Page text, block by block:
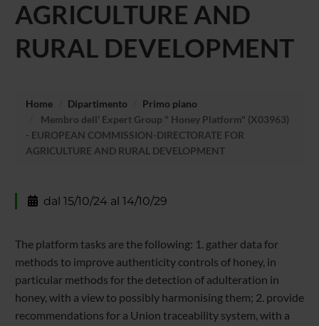
AGRICULTURE AND
RURAL DEVELOPMENT
Home Dipartimento
Primo piano
Membro dell' Expert Group " Honey Platform" (X03963)
- EUROPEAN COMMISSION-DIRECTORATE FOR
AGRICULTURE AND RURAL DEVELOPMENT
dal 15/10/24 al 14/10/29
The platform tasks are the following: 1. gather data for
methods to improve authenticity controls of honey, in
particular methods for the detection of adulteration in
honey, with a view to possibly harmonising them; 2. provide
recommendations for a Union traceability system, with a